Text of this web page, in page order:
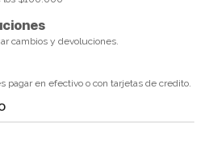
cambios y devoluciones.
pagar en efectivo o con tarjetas de credito.